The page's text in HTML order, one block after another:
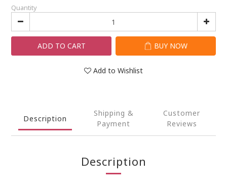
Quantity
ADD TO CART BUY NOW
Add to Wishlist
Description
Shipping &
Payment
Customer
Reviews
Description